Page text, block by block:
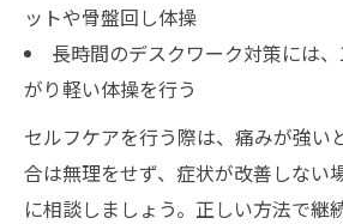
ットや骨盤回し体操
長時間のデスクワーク対策には
がり軽い体操を行う
セルフケアを行う際は、痛みが強い
合は無理をせず、症状が改善しない
に相談しましょう。正しい方法で継